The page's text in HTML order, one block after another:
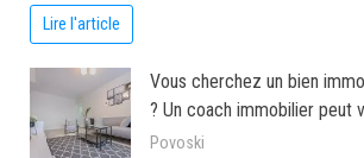
Lire l'article
Vous cherchez un bien
? Un coach immobilier peut
Povoski